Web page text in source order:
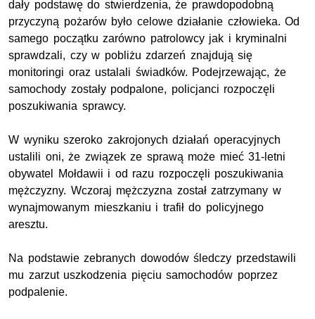
dały podstawę do stwierdzenia, że prawdopodobną
przyczyną pożarów było celowe działanie człowieka. Od
samego początku zarówno patrolowcy jak i kryminalni
sprawdzali, czy w pobliżu zdarzeń znajdują się
monitoringi oraz ustalali świadków. Podejrzewając, że
samochody zostały podpalone, policjanci rozpoczęli
poszukiwania sprawcy.
W wyniku szeroko zakrojonych działań operacyjnych
ustalili oni, że związek ze sprawą może mieć 31-letni
obywatel Mołdawii i od razu rozpoczęli poszukiwania
mężczyzny. Wczoraj mężczyzna został zatrzymany w
wynajmowanym mieszkaniu i trafił do policyjnego
aresztu.
Na podstawie zebranych dowodów śledczy przedstawili
mu zarzut uszkodzenia pięciu samochodów poprzez
podpalenie.